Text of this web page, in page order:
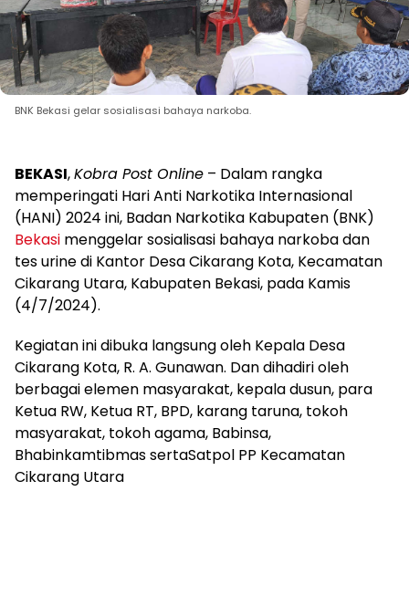
BNK Bekasi gelar sosialisasi bahaya narkoba.
BEKASI,Kobra Post Online – Dalam rangka
memperingati Hari Anti Narkotika Internasional
(HANI) 2024 ini, Badan Narkotika Kabupaten (BNK)
Bekasi menggelar sosialisasi bahaya narkoba dan
tes urine di Kantor Desa Cikarang Kota, Kecamatan
Cikarang Utara, Kabupaten Bekasi, pada Kamis
(4/7/2024).
Kegiatan ini dibuka langsung oleh Kepala Desa
Cikarang Kota, R. A. Gunawan. Dan dihadiri oleh
berbagai elemen masyarakat, kepala dusun, para
Ketua RW, Ketua RT, BPD, karang taruna, tokoh
masyarakat, tokoh agama, Babinsa,
Bhabinkamtibmas sertaSatpol PP Kecamatan
Cikarang Utara